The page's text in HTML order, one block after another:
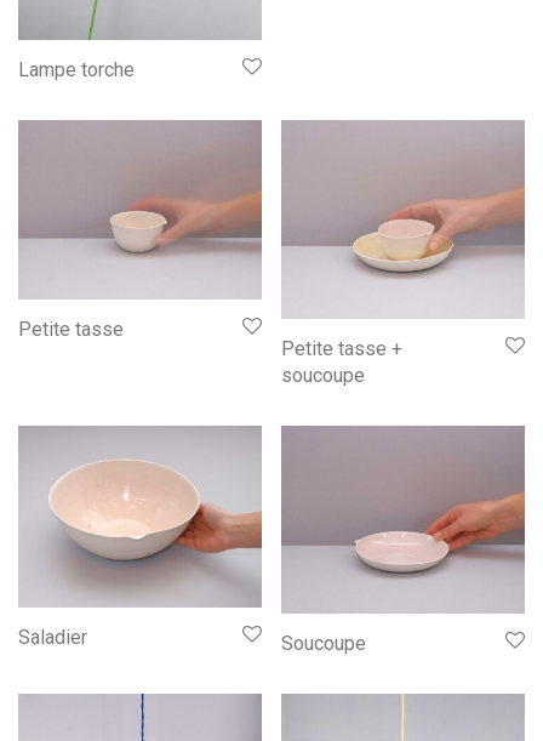
Lampe torche
Petite tasse
Petite tasse +
soucoupe
Saladier Soucoupe